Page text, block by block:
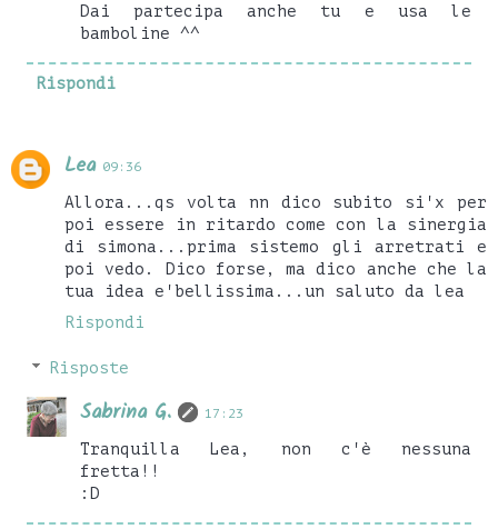
Dai partecipa anche tu e usa le
bamboline ^^
Rispondi
Lea 09:36
Allora...qs volta nn dico subito si'x per
poi essere in ritardo come con la sinergia
di simona...prima sistemo gli arretrati e
poi vedo. Dico forse, ma dico anche che la
tua idea e'bellissima...un saluto da lea
Rispondi
Risposte
Sabrina G. 17:23
Tranquilla Lea, non c'è nessuna
fretta!!
:D